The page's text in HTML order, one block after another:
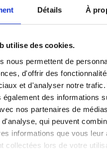
Détails À
utilise des cookies.
nous permettent de
d'offrir des
et d'analyser notre trafic.
également des informations
nos partenaires de
d'analyse, qui peuvent
informations que vous leur
collectées lors de votre